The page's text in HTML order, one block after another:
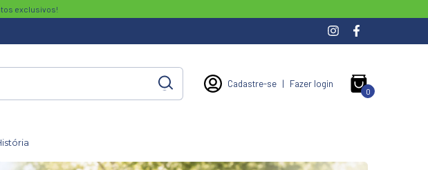
exclusivos!
Cadastre-se | Fazer login
0